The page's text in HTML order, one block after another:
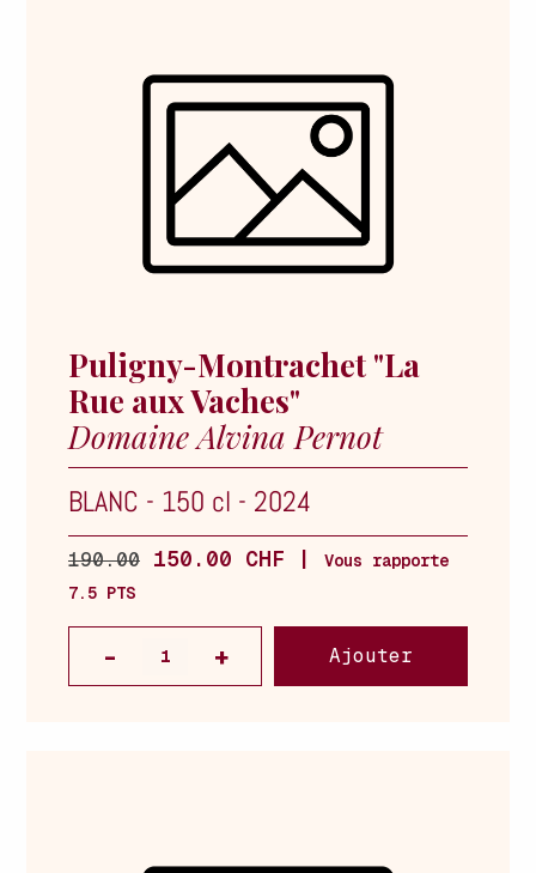
Puligny-Montrachet "La
Rue aux Vaches"
Domaine Alvina Pernot
BLANC - 150 cl - 2024
190.00 150.00 CHF |
Vous rapporte
7.5 PTS
Ajouter